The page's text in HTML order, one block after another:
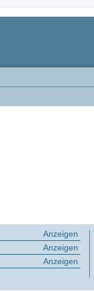
Anzeigen
Anzeigen
Anzeigen